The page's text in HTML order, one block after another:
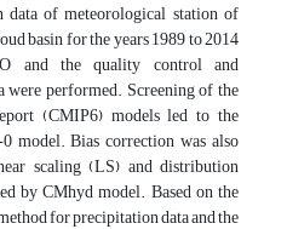
data of meteorological station of
basin for the years 1989 to 2014
and the quality control and
were performed. Screening of the
(CMIP6) models led to the
model. Bias correction was also
scaling (LS) and distribution
by CMhyd model. Based on the
for precipitation data and the